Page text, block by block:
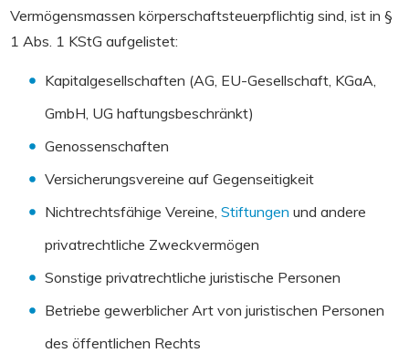
Vermögensmassen körperschaftsteuerpflichtig sind, ist in §
1 Abs. 1 KStG aufgelistet:
Kapitalgesellschaften (AG, EU-Gesellschaft, KGaA,
GmbH, UG haftungsbeschränkt)
Genossenschaften
Versicherungsvereine auf Gegenseitigkeit
Nichtrechtsfähige Vereine, Stiftungen und andere
privatrechtliche Zweckvermögen
Sonstige privatrechtliche juristische Personen
Betriebe gewerblicher Art von juristischen Personen
des öffentlichen Rechts